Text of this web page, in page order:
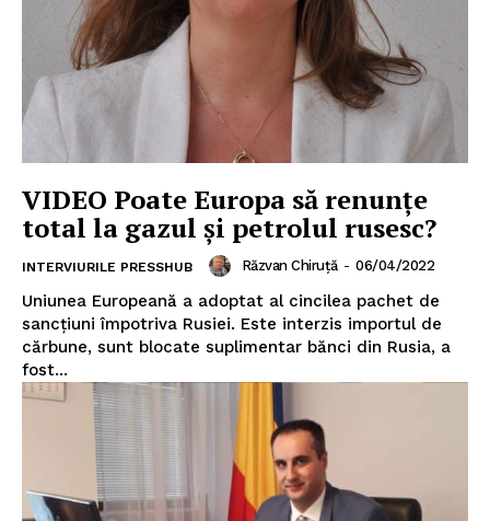
VIDEO Poate Europa să renunțe
total la gazul și petrolul rusesc?
INTERVIURILE PRESSHUB Răzvan Chiruță - 06/04/2022
Uniunea Europeană a adoptat al cincilea pachet de
sancțiuni împotriva Rusiei. Este interzis importul de
cărbune, sunt blocate suplimentar bănci din Rusia, a
fost...